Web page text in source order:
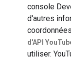
console
d'autres
d'API
utiliser.